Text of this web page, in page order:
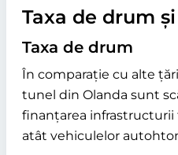
Taxa de drum
Taxa de drum
În comparație cu alte
tunel din Olanda sunt
finanțarea infrastructurii
atât vehiculelor